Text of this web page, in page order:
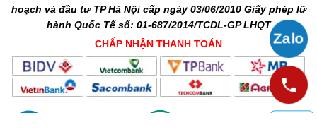
hoạch và đầu tư TP Hà Nội cấp ngày 03/06/2010 Giấy phép lữ
hành Quốc Tế số: 01-687/2014/TCDL-GP LHQT
CHẤP NHẬN THANH TOÁN